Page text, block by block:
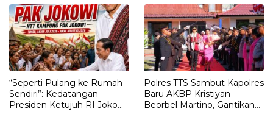
“Seperti Pulang ke Rumah
Sendiri”: Kedatangan
Presiden Ketujuh RI Joko
Polres TTS Sambut Kapolres
Baru AKBP Kristiyan
Beorbel Martino, Gantikan